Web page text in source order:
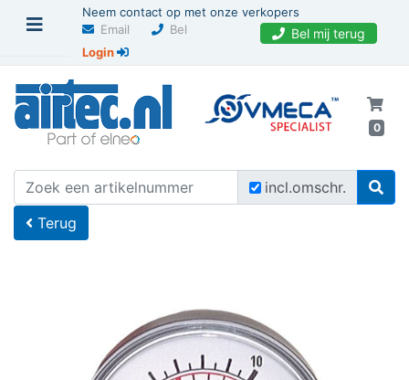
Neem contact op met onze verkopers
Email
Bel Bel mij terug
Login
0
incl.omschr.
U bevindt zich hier Home
Terug